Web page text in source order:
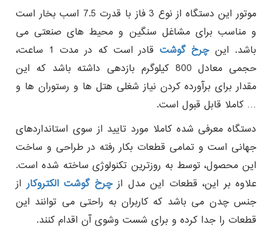
موتور این دستگاه از نوع 3 فاز با قدرت 7.5 اسب بخار است
و مناسب برای مشاغل سنگین و محیط های صنعتی می
باشد. اینچرخ گوشت
قادر است که در مدت 1 ساعت،
حجمی معادل 800 کیلوگرم بازدهی داشته باشد که این
مقدار برای برآورده کردن نیاز شغلی هتل ها و رستوران ها و
… کاملا قابل قبول است.
دستگاه معرفی شده کاملا مورد تایید از سوی استانداردهای
جهانی است و تمامی قطعات بکار رفته در طراحی و ساخت
این محصول، توسط به روزترین تکنولوژی ساخته شده است.
علاوه بر این، قطعات این مدل ازچرخ گوشت الکتروکاراز
جنس چدن می باشد که کاربران به راحتی می توانند این
قطعات را جدا کرده و برای شست وشوی آن اقدام کنند.